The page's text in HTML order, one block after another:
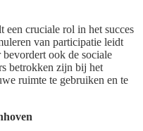
een cruciale rol in het succes
van participatie leidt
ook de sociale
betrokken zijn bij het
ruimte te gebruiken en te